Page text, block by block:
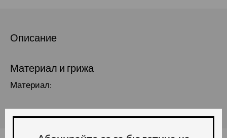
Описание
Материал и грижа
Материал: